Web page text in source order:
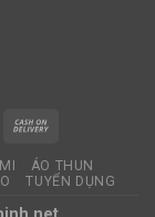
ÁO THUN
TUYỂN DỤNG